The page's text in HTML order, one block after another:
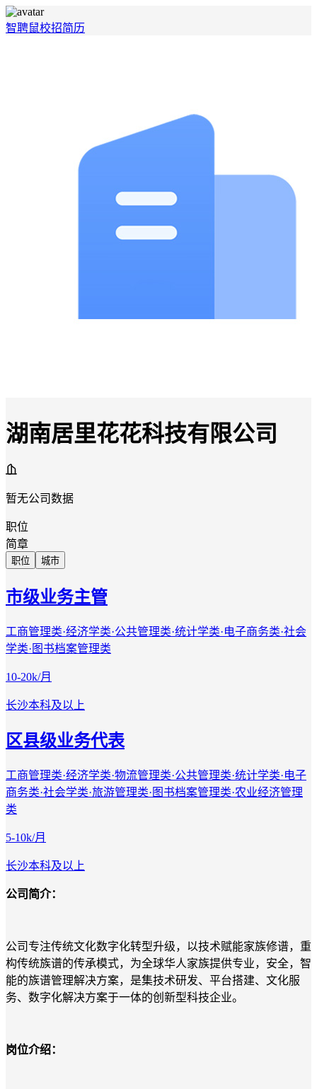
智聘鼠校招简历
湖南居里花花科技有限公司
暂无公司数据
职位
简章
职位 城市
市级业务主管
工商管理类·经济学类·公共管理类·统计学类·电子商务类·社会
学类·图书档案管理类
10-20k/月
长沙本科及以上
区县级业务代表
工商管理类·经济学类·物流管理类·公共管理类·统计学类·电子
商务类·社会学类·旅游管理类·图书档案管理类·农业经济管理
类
5-10k/月
长沙本科及以上
公司简介：
公司专注传统文化数字化转型升级，以技术赋能家族修谱，重
构传统族谱的传承模式，为全球华人家族提供专业，安全，智
能的族谱管理解决方案，是集技术研发、平台搭建、文化服
务、数字化解决方案于一体的创新型科技企业。
岗位介绍：